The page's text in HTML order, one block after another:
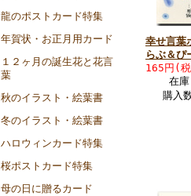
龍のポストカード特集
年賀状・お正月用カード
１２ヶ月の誕生花と花言
葉
秋のイラスト・絵葉書
冬のイラスト・絵葉書
ハロウィンカード特集
桜ポストカード特集
母の日に贈るカード
幸せ言葉
らぶ＆ぴ
165円(
在
購入